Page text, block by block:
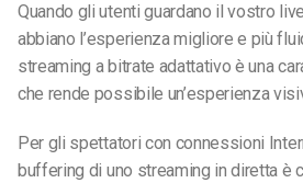
Quando gli utenti guardano il vostro
abbiano l’esperienza migliore e più
streaming a bitrate adattativo è una
che rende possibile un’esperienza
Per gli spettatori con connessioni
buffering di uno streaming in diretta è